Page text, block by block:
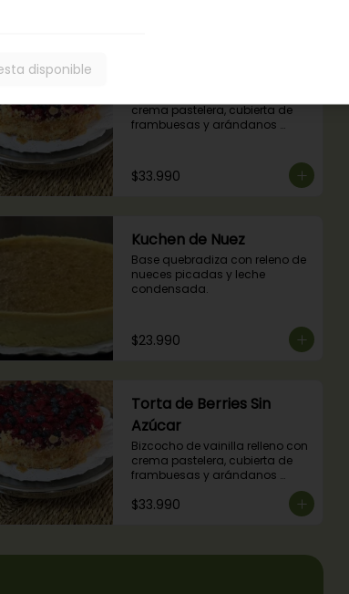
crema pastelera, cubierta de
frambuesas y arándanos
$33.990
Kuchen de Nuez
Base quebradiza con releno de
nueces picadas y leche
condensada.
$23.990
Torta de Berries Sin
Azúcar
Bizcocho de vainilla relleno con
crema pastelera, cubierta de
frambuesas y arándanos
naturales. Producto sin azúcar,
apto para diabéticos.
$33.990
disponible